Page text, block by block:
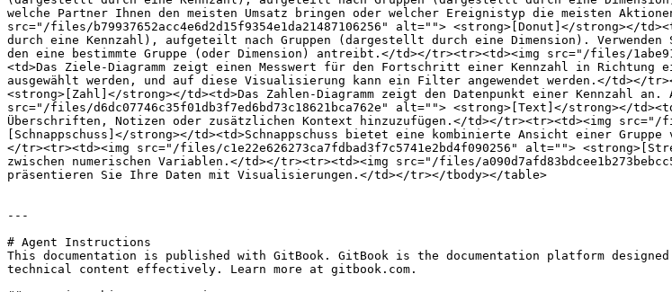
welche Partner Ihnen den meisten Umsatz bringen oder welcher Ereignistyp die meisten
src="/files/b79937652acc4e6d2d15f9354e1da21487106256" alt=""> <strong>[Donut]</
durch eine Kennzahl), aufgeteilt nach Gruppen (dargestellt durch eine Dimension).
den eine bestimmte Gruppe (oder Dimension) antreibt.</td></tr><tr><td><img src="/files/
<td>Das Ziele-Diagramm zeigt einen Messwert für den Fortschritt einer Kennzahl in Richtung
ausgewählt werden, und auf diese Visualisierung kann ein Filter angewendet werden.</td></
<strong>[Zahl]</strong></td><td>Das Zahlen-Diagramm zeigt den Datenpunkt einer Kennzahl
src="/files/d6dc07746c35f01db3f7ed6bd73c18621bca762e" alt=""> <strong>[Text]</strong></
Überschriften, Notizen oder zusätzlichen Kontext hinzuzufügen.</td></tr><tr><td><img src="/
[Schnappschuss]</strong></td><td>Schnappschuss bietet eine kombinierte Ansicht einer
</tr><tr><td><img src="/files/c1e22e626273ca7fdbad3f7c5741e2bd4f090256" alt="">
zwischen numerischen Variablen.</td></tr><tr><td><img src="/files/
präsentieren Sie Ihre Daten mit Visualisierungen.</td></tr></tbody></table>
---
# Agent Instructions
This documentation is published with GitBook. GitBook is the documentation platform
technical content effectively. Learn more at gitbook.com.